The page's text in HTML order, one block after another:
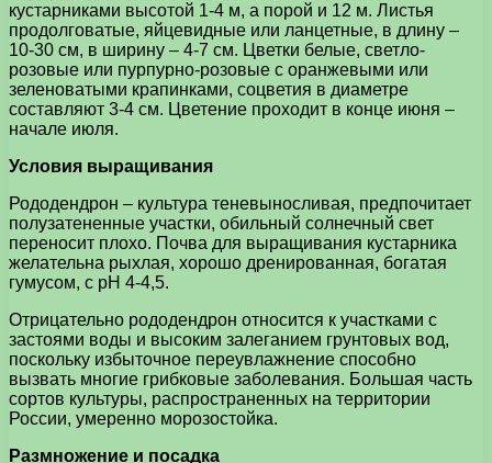
кустарниками высотой 1-4 м, а порой и 12 м. Листья
продолговатые, яйцевидные или ланцетные, в длину –
10-30 см, в ширину – 4-7 см. Цветки белые, светло-
розовые или пурпурно-розовые с оранжевыми или
зеленоватыми крапинками, соцветия в диаметре
составляют 3-4 см. Цветение проходит в конце июня –
начале июля.
Условия выращивания
Рододендрон – культура теневыносливая, предпочитает
полузатененные участки, обильный солнечный свет
переносит плохо. Почва для выращивания кустарника
желательна рыхлая, хорошо дренированная, богатая
гумусом, с рН 4-4,5.
Отрицательно рододендрон относится к участками с
застоями воды и высоким залеганием грунтовых вод,
поскольку избыточное переувлажнение способно
вызвать многие грибковые заболевания. Большая часть
сортов культуры, распространенных на территории
России, умеренно морозостойка.
Размножение и посадка